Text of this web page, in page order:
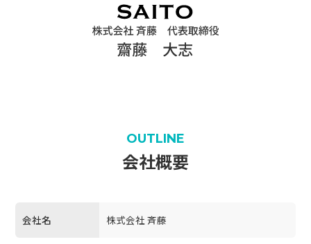
OUTLINE
会社概要
会社名 株式会社 斉藤